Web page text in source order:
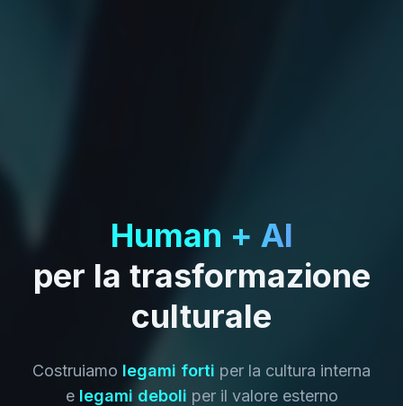
Human + AI
per la trasformazione
culturale
Costruiamo legami forti per la cultura interna
e legami deboli per il valore esterno